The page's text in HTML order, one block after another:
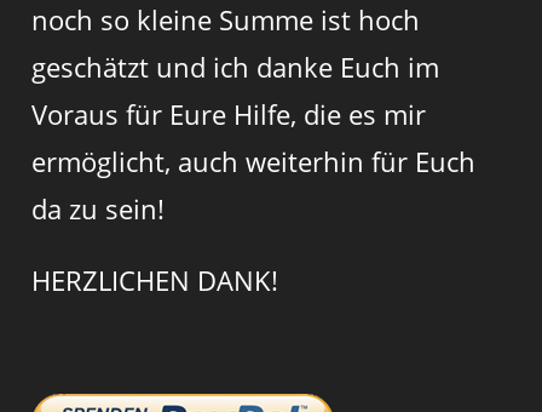
noch so kleine Summe ist hoch
geschätzt und ich danke Euch im
Voraus für Eure Hilfe, die es mir
ermöglicht, auch weiterhin für Euch
da zu sein!
HERZLICHEN DANK!